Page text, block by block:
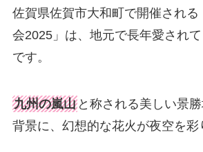
佐賀県佐賀市大和町で開催される
会2025」は、地元で長年愛され
です。
九州の嵐山と称される美しい景
背景に、幻想的な花火が夜空を彩